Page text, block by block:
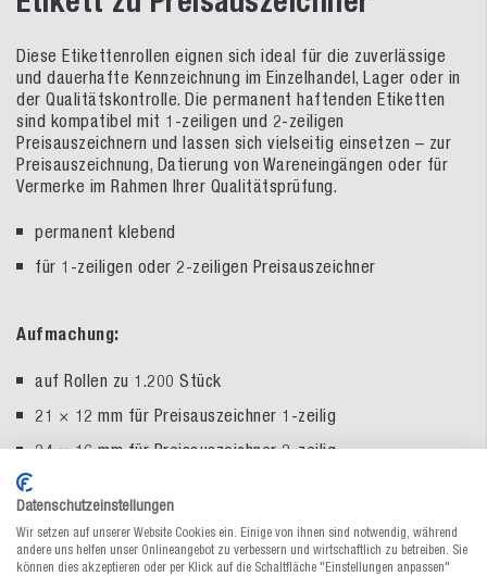
Diese Etikettenrollen eignen sich ideal für die zuverlässige
und dauerhafte Kennzeichnung im Einzelhandel, Lager oder in
der Qualitätskontrolle. Die permanent haftenden Etiketten
sind kompatibel mit 1-zeiligen und 2-zeiligen
Preisauszeichnern und lassen sich vielseitig einsetzen – zur
Preisauszeichnung, Datierung von Wareneingängen oder für
Vermerke im Rahmen Ihrer Qualitätsprüfung.
permanent klebend
für 1-zeiligen oder 2-zeiligen Preisauszeichner
Aufmachung:
auf Rollen zu 1.200 Stück
21 × 12 mm für Preisauszeichner 1-zeilig
24 × 16 mm für Preisauszeichner 2-zeilig
Datenschutzeinstellungen
Wir setzen auf unserer Website Cookies ein. Einige von ihnen sind notwendig, während
andere uns helfen unser Onlineangebot zu verbessern und wirtschaftlich zu betreiben. Sie
können dies akzeptieren oder per Klick auf die Schaltfläche "Einstellungen anpassen"